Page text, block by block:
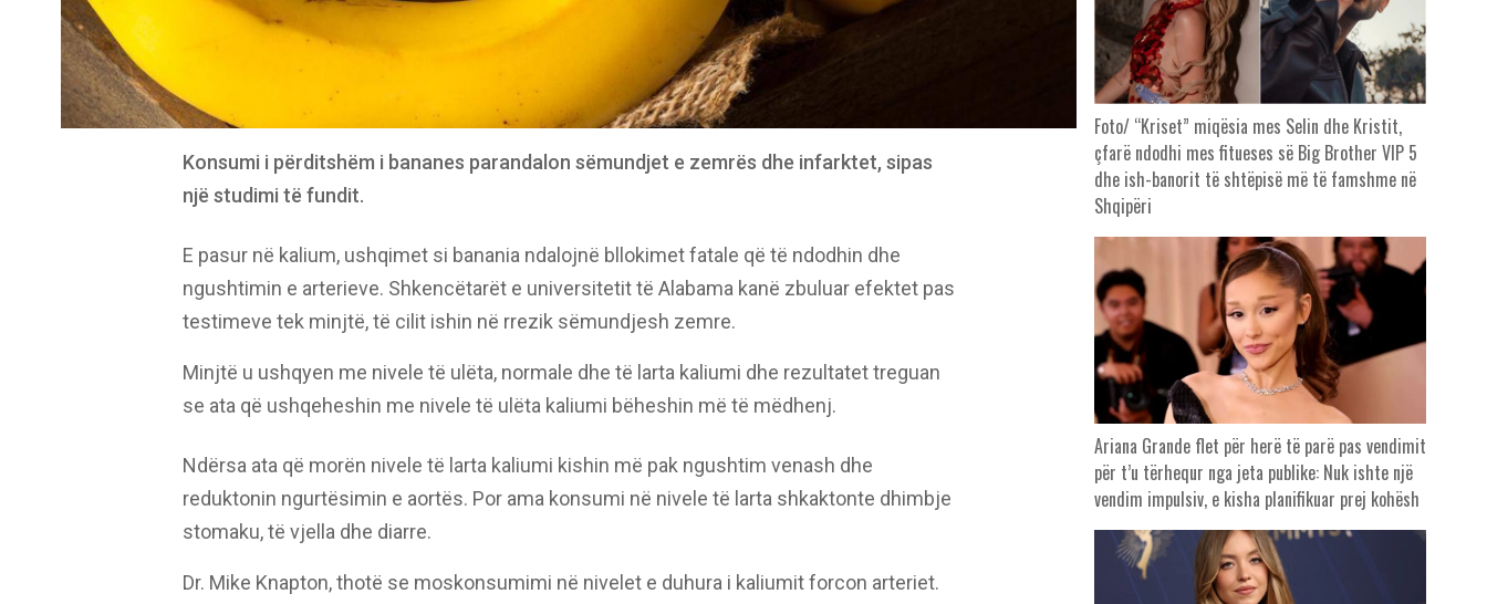
Konsumi i përditshëm i bananes parandalon sëmundjet e zemrës dhe infarktet, sipas
një studimi të fundit.
E pasur në kalium, ushqimet si banania ndalojnë bllokimet fatale që të ndodhin dhe
ngushtimin e arterieve. Shkencëtarët e universitetit të Alabama kanë zbuluar efektet pas
testimeve tek minjtë, të cilit ishin në rrezik sëmundjesh zemre.
Minjtë u ushqyen me nivele të ulëta, normale dhe të larta kaliumi dhe rezultatet treguan
se ata që ushqeheshin me nivele të ulëta kaliumi bëheshin më të mëdhenj.
Ndërsa ata që morën nivele të larta kaliumi kishin më pak ngushtim venash dhe
reduktonin ngurtësimin e aortës. Por ama konsumi në nivele të larta shkaktonte dhimbje
stomaku, të vjella dhe diarre.
Dr. Mike Knapton, thotë se moskonsumimi në nivelet e duhura i kaliumit forcon arteriet.
Foto/ “Kriset” miqësia mes Selin dhe Kristit,
çfarë ndodhi mes fitueses së Big Brother VIP 5
dhe ish-banorit të shtëpisë më të famshme në
Shqipëri
Ariana Grande flet për herë të parë pas vendimit
për t’u tërhequr nga jeta publike: Nuk ishte një
vendim impulsiv, e kisha planifikuar prej kohësh